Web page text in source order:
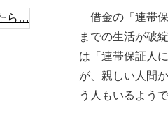
借金の「連帯
までの生活が破
は「連帯保証人
が、親しい人間
う人もいるようで